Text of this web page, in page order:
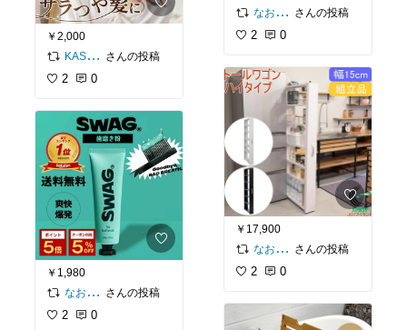
￥2,000
KASUPI☆彡
さんの投稿
2 0
￥1,980
なお⌇便利グッズでゆとり時間をつくるママ
さんの投稿
2 0
なお⌇便利グッズでゆとり時間をつくるママ
さんの投稿
2 0
￥17,900
なお⌇便利グッズでゆとり時間をつくるママ
さんの投稿
2 0